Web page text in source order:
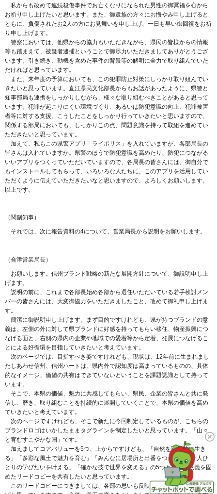
私からも改めて連続殺傷事件でお亡くなりになられた男性の御冥福を心から
お祈り申し上げたいと思います。また、御遺族の方々にお悔やみ申し上げると
ともに、負傷されたお2人の方にお見舞いを申し上げ、一日も早い御回復をお祈
り申し上げます。
警察においては、他県からの協力もいただきながら、県民の皆様からの情報
等も踏まえて、被疑者逮捕ということで御尽力いただきましてありがとうござ
います。引き続き、動機を含めた事件の背景等の解明に全力で取り組んでいた
だければと思っています。
また、来年度の予算においても、この犯罪防止対策にしっかり取り組んでい
きたいと思っています。直江県民文化部長からもお話があったように、県警と
知事部局も連携をしっかりしながら、様々な取り組むべきことがあると思って
います。犯罪が起こりにくい環境づくり、あるいは防犯意識の向上、犯罪被害
者等に対する支援、こうしたことをしっかり行っていきたいと思いますので、
関係する部局においても、しっかりこの点、問題意識を持って取組を進めてい
ただきたいと思っています。
加えて、私もこの県警アプリ「ライポリス」を入れていますが、各部局長の
皆さんは入れていますか。県警のほうで防犯意識を高めたり、防犯につながる
いいアプリをつくっていただいていますので、各局長の皆さんには、御自分で
もインストールしてもらって、いろいろな人たちに、このアプリを活用してい
ただくように伝えていただきたいなと思いますので、よろしくお願いします。
以上です。
（関副知事）
それでは、次に報告資料の4について、営業局長から説明をお願いします。
（合津営業局長）
お願いします。信州ブランド戦略の新たな展開方針について、御説明申し上
げます。
説明の前に、これまで各部長始め各部から選任いただいている若手検討メン
バーの皆さんには、大変御協力をいただきましたこと、改めて御礼申し上げま
す。
簡潔に御説明申し上げます。まず目的ですけれども、県が持つブランドの意
義は、左側の外に対して県ブランドに好感を持ってもらい移住、物産振興につ
なげる面と、右側の県内の企業や地域での愛着等から定着、発展につなげるこ
とによる好循環を目指していきたいと考えています。
次のページでは、目指すべき姿ですけれども、現状は、12年前に生まれまし
たしあわせ信州、信州ハートは、県内外で認知度は高まっているものの、具体
的なイメージ、価値の共有はできていないということを課題認識として持って
います。
そこで、本県の価値、魅力に共感してもらい、県民、企業の皆さんと共に発
信し、磨き、取り組むことを持続的に展開していくことで、本県の価値を高め
ていきたいと考えています。
次のページですけれども、そこで新たに今回制定しているものが、こちらの
ブランドロゴはいかしたままタグラインを制定したいと思っています。「山々
と育むすこやかな国」です。
加えましてコアバリューを5つ、上からですけども、「自然を守り共に生き
る」「多彩な風土で魅力を育む」「みんなに居場所と出番をつくる」「一人ひ
とりの学びたいを叶える」「確かな技で世界を変える」の5つと、その意義を固
めたリードコピーを共有したいと思っています。
このリードコピーにつきましては、各部の思いも反映して使っていただけれ